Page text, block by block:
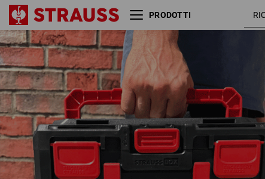
PRODOTTI
STRAUSSbox 125 small con
divisori